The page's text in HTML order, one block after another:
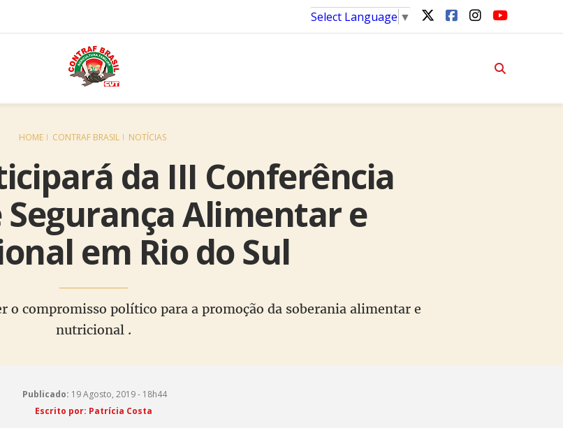
Select Language ▼
HOME CONTRAF BRASIL NOTÍCIAS
da III Conferência
Segurança Alimentar e
em Rio do Sul
o compromisso político para a promoção da soberania alimentar e
nutricional .
Publicado: 19 Agosto, 2019 - 18h44
Escrito por: Patrícia Costa